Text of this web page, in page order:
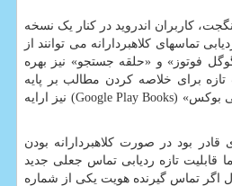
کاربران اندروید در کنار یک نسخه
تماسهای کلاهبردارانه می توانند از
فوتوز» و «حلقه جستجو» نیز بهره
برای خلاصه کردن مطالب بر پایه
هوش مصنوعی به «گوگل پلی بوکس» (Google Play Books) نیز ارایه
از سال ۲۰۲۴ میلادی قادر بود در صورت کلاهبردارانه بودن
قابلیت تازه ردیابی تماس جعلی جدید
اگر تماس گیرنده هویت یکی از شماره